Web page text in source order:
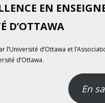
EN
D’OTTAWA
l’Université d’Ottawa et
d’Ottawa.
En